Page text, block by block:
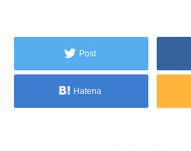
Post
Hatena